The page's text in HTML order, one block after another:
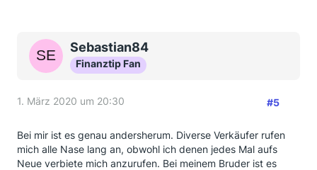
Sebastian84
Finanztip Fan
1. März 2020 um 20:30 #5
Bei mir ist es genau andersherum. Diverse Verkäufer rufen
mich alle Nase lang an, obwohl ich denen jedes Mal aufs
Neue verbiete mich anzurufen. Bei meinem Bruder ist es